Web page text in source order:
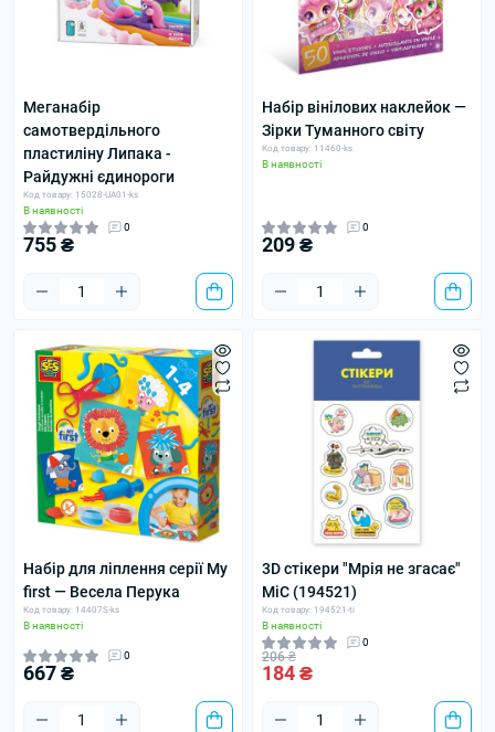
Меганабір
самотвердільного
пластиліну Липака -
Райдужні єдинороги
Код товару: 15028-UA01-ks
В наявності
0
755 ₴
Набір вінілових наклейок —
Зірки Туманного світу
Код товару: 11460-ks
В наявності
0
209 ₴
Набір для ліплення серії My
first — Весела Перука
Код товару: 14407S-ks
В наявності
0
667 ₴
3D стікери "Мрія не згасає"
MiC (194521)
Код товару: 194521-ti
В наявності
0
206 ₴
184 ₴